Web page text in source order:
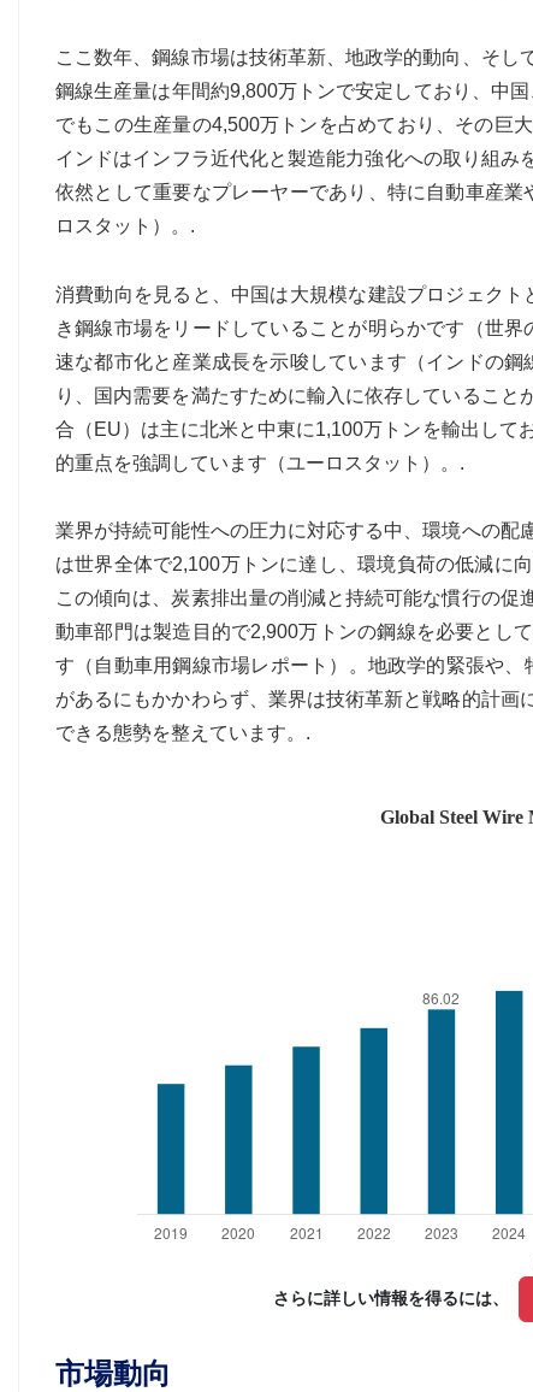
ここ数年、鋼線市場は技術革新、地政学的動向、そ
鋼線生産量は年間約9,800万トンで安定しており、中
でもこの生産量の4,500万トンを占めており、その巨
インドはインフラ近代化と製造能力強化への取り組
依然として重要なプレーヤーであり、特に自動車産
ロスタット）。.
消費動向を見ると、中国は大規模な建設プロジェク
き鋼線市場をリードしていることが明らかです（世
速な都市化と産業成長を示唆しています（インドの
り、国内需要を満たすために輸入に依存しているこ
合（EU）は主に北米と中東に1,100万トンを輸出して
的重点を強調しています（ユーロスタット）。.
業界が持続可能性への圧力に対応する中、環境への
は世界全体で2,100万トンに達し、環境負荷の低減に
この傾向は、炭素排出量の削減と持続可能な慣行の
動車部門は製造目的で2,900万トンの鋼線を必要とし
す（自動車用鋼線市場レポート）。地政学的緊張や
があるにもかかわらず、業界は技術革新と戦略的計
できる態勢を整えています。.
さらに詳しい情報を得るには、
市場動向